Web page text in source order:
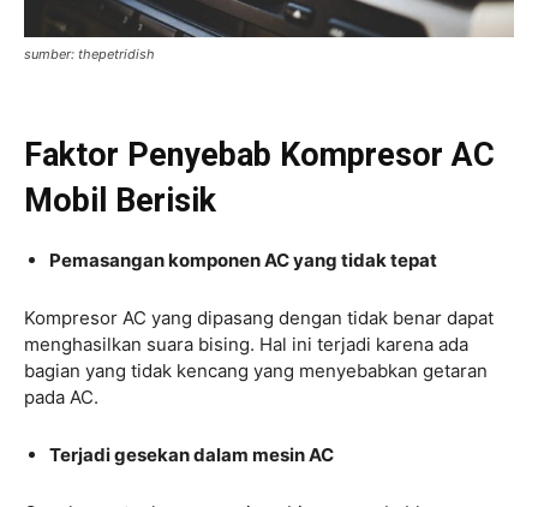
sumber: thepetridish
Faktor Penyebab Kompresor AC
Mobil Berisik
Pemasangan komponen AC yang tidak tepat
Kompresor AC yang dipasang dengan tidak benar dapat
menghasilkan suara bising. Hal ini terjadi karena ada
bagian yang tidak kencang yang menyebabkan getaran
pada AC.
Terjadi gesekan dalam mesin AC